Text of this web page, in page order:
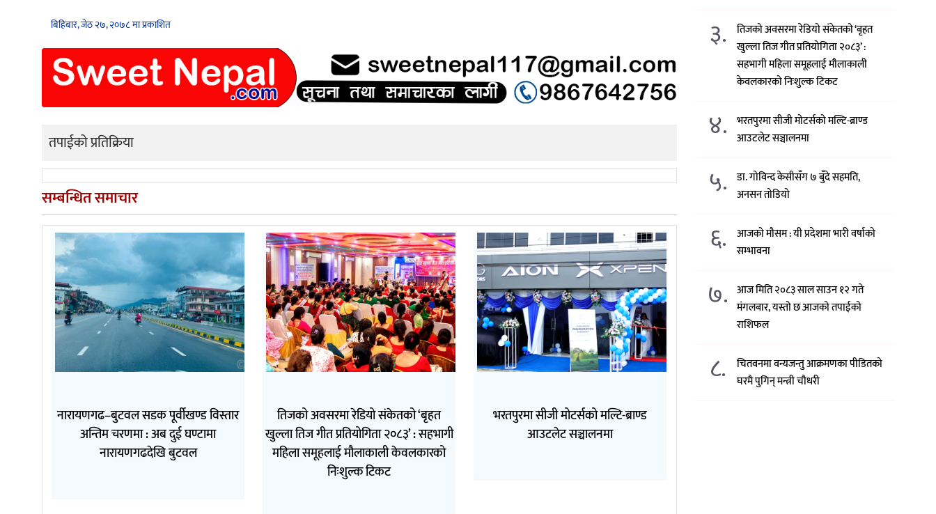
बिहिबार, जेठ २७, २०७८ मा प्रकाशित
तपाईको प्रतिक्रिया
सम्बन्धित समाचार
नारायणगढ–बुटवल सडक पूर्वीखण्ड विस्तार
अन्तिम चरणमा : अब दुई घण्टामा
नारायणगढदेखि बुटवल
तिजको अवसरमा रेडियो संकेतको ‘बृहत
खुल्ला तिज गीत प्रतियोगिता २०८३’ : सहभागी
महिला समूहलाई मौलाकाली केवलकारको
निःशुल्क टिकट
भरतपुरमा सीजी मोटर्सको मल्टि-ब्राण्ड
आउटलेट सञ्चालनमा
३.
तिजको अवसरमा रेडियो संकेतको ‘बृहत
खुल्ला तिज गीत प्रतियोगिता २०८३’ :
सहभागी महिला समूहलाई मौलाकाली
केवलकारको निःशुल्क टिकट
४.
भरतपुरमा सीजी मोटर्सको मल्टि-ब्राण्ड
आउटलेट सञ्चालनमा
५.
डा. गोविन्द केसीसँग ७ बुँदे सहमति,
अनसन तोडियो
६.
आजको मौसम : यी प्रदेशमा भारी वर्षाको
सम्भावना
७. आज मिति २०८३ साल साउन १२ गते
मंगलबार, यस्तो छ आजको तपाईको
राशिफल
८.
चितवनमा वन्यजन्तु आक्रमणका पीडितको
घरमै पुगिन् मन्त्री चौधरी